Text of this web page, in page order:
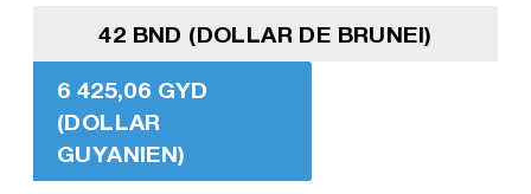
42 BND (DOLLAR DE BRUNEI)
6 425,06 GYD
(DOLLAR
GUYANIEN)